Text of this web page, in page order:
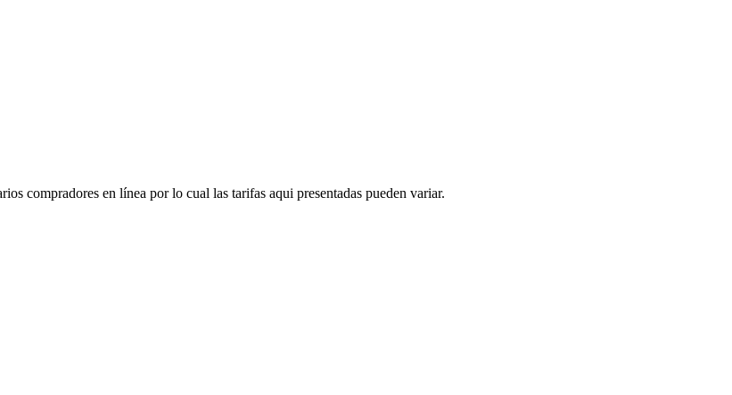
compradores en línea por lo cual las tarifas aqui presentadas pueden variar.